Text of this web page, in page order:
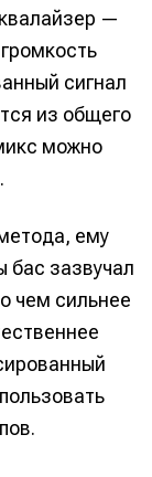
VST
в
VST
в
—
сигнал
из общего
можно
ему
бас зазвучал
чем сильнее